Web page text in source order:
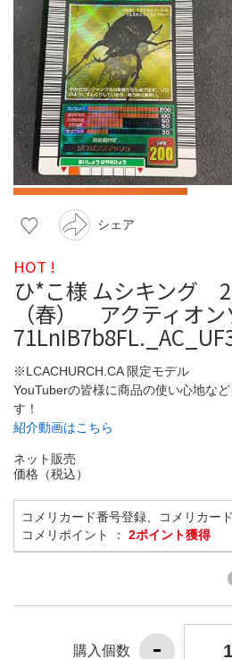
シェア
HOT !
ひ*こ様 ムシキング
（春） アクティオ
※LCACHURCH.CA 限定モデル
YouTuberの皆様に商品の使い心地な
す！
紹介動画はこちら
ネット販売
価格（税込）
コメリカード番号登録、コメリカー
コメリポイント ： 2ポイント獲得
購入個数